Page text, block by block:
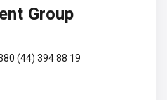
Group
(44) 394 88 19